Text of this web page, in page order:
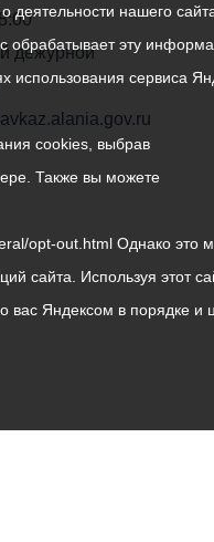
дежурной
деятельности нашего
обрабатывает эту
использования сервиса
cookies, выбрав
Также вы можете
opt-out.html Однако это
сайта. Используя этот
вас Яндексом в порядке и